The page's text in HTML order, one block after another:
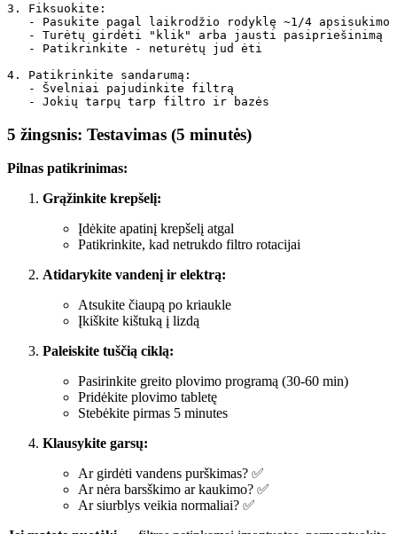
3. Fiksuokite:
   - Pasukite pagal laikrodžio rodyklę ~1/4 apsisukimo
   - Turėtų girdėti "klik" arba jausti pasipriešinimą
   - Patikrinkite - neturėtų jud ėti
4. Patikrinkite sandarumą:
   - Švelniai pajudinkite filtrą
5 žingsnis: Testavimas (5 minutės)
Pilnas patikrinimas:
Grąžinkite krepšelį:
Įdėkite apatinį krepšelį atgal
Patikrinkite, kad netrukdo filtro rotacijai
Atidarykite vandenį ir elektrą:
Atsukite čiaupą po kriaukle
Įkiškite kištuką į lizdą
Paleiskite tuščią ciklą:
Pasirinkite greito plovimo programą (30-60 min)
Pridėkite plovimo tabletę
Stebėkite pirmas 5 minutes
Klausykite garsų:
Ar girdėti vandens purškimas? ✅
Ar nėra barsškimo ar kaukimo? ✅
Ar siurblys veikia normaliai? ✅